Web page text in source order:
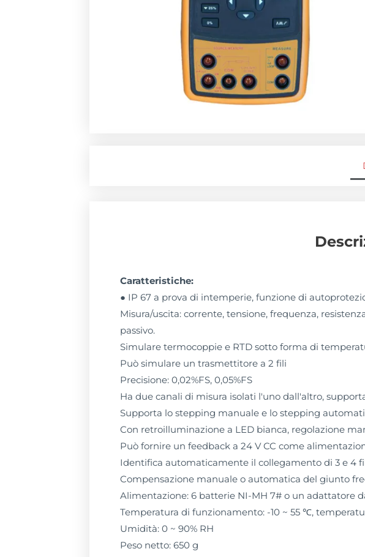
Caratteristiche:
● IP 67 a prova di intemperie, funzione di
Misura/uscita: corrente, tensione, frequenza,
passivo.
Simulare termocoppie e RTD sotto forma di
Può simulare un trasmettitore a 2 fili
Precisione: 0,02%FS, 0,05%FS
Ha due canali di misura isolati l'uno dall'altro,
Supporta lo stepping manuale e lo stepping
Con retroilluminazione a LED bianca, regolazione
Può fornire un feedback a 24 V CC come
Identifica automaticamente il collegamento di 3 e 4
Compensazione manuale o automatica del giunto
Alimentazione: 6 batterie NI-MH 7# o un adattatore
Temperatura di funzionamento: -10 ~ 55 ℃,
Umidità: 0 ~ 90% RH
Peso netto: 650 g